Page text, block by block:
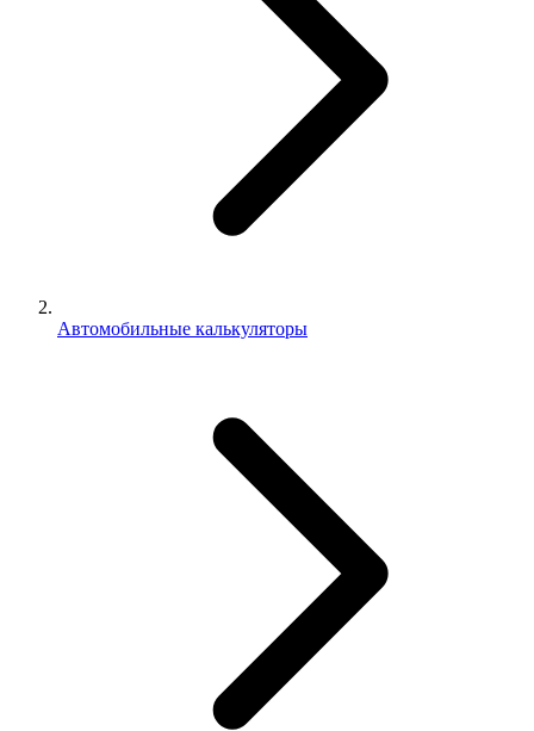
Автомобильные калькуляторы